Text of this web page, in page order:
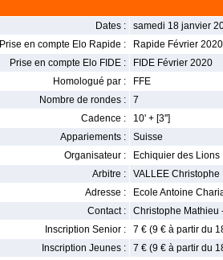
Dates :
samedi 18 janvier
Prise en compte Elo Rapide :
Rapide Février 2020
Prise en compte Elo FIDE :
FIDE Février 2020
Homologué par :
FFE
Nombre de rondes :
7
Cadence :
10' + [3'']
Appariements :
Suisse
Organisateur :
Echiquier des Lions
Arbitre :
VALLEE Christophe
Adresse :
Ecole Antoine
Contact :
Christophe Mathieu
Inscription Senior :
7 € (9 € à partir du
Inscription Jeunes :
7 € (9 € à partir du